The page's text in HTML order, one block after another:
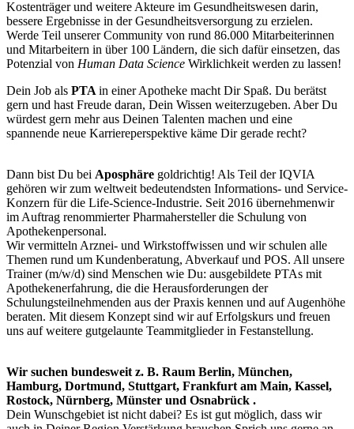
Kostenträger und weitere Akteure im Gesundheitswesen darin,
bessere Ergebnisse in derGesundheitsversorgung zu erzielen.
Werde Teil unserer Community von rund 86.000 Mitarbeiterinnen
und Mitarbeitern in über 100 Ländern, die sich dafür einsetzen, das
Potenzial von Human Data Science Wirklichkeit werden zu lassen!
Dein Job als PTA in einer Apotheke macht Dir Spaß. Du berätst
gern und hast Freude daran, Dein Wissen weiterzugeben. Aber Du
würdest gern mehr aus Deinen Talenten machen und eine
spannende neue Karriereperspektive käme Dir gerade recht?
Dann bist Du bei Aposphäre goldrichtig! Als Teil der IQVIA
gehören wir zum weltweit bedeutendsten Informations- und Service-
Konzern für die Life-Science-Industrie. Seit 2016 übernehmenwir
im Auftrag renommierter Pharmahersteller die Schulung von
Apothekenpersonal.
Wir vermitteln Arznei- und Wirkstoffwissen und wir schulen alle
Themen rund um Kundenberatung, Abverkauf und POS. All unsere
Trainer (m/w/d) sind Menschen wie Du: ausgebildete PTAs mit
Apothekenerfahrung, die die Herausforderungen der
Schulungsteilnehmenden aus der Praxis kennen und auf Augenhöhe
beraten. Mit diesem Konzept sind wir auf Erfolgskurs und freuen
uns auf weitere gutgelaunte Teammitglieder in Festanstellung.
Wir suchen bundesweit z. B. Raum Berlin, München,
Hamburg, Dortmund, Stuttgart, Frankfurt am Main, Kassel,
Rostock, Nürnberg, Münster und Osnabrück .
Dein Wunschgebiet ist nicht dabei? Es ist gut möglich, dass wir